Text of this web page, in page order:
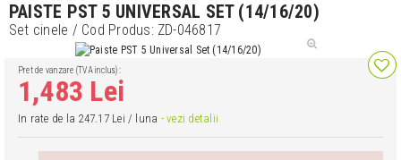
PAISTE PST 5 UNIVERSAL SET (14/16/20)
Set cinele / Cod Produs: ZD-046817
Pret de vanzare (TVA inclus):
1,483 Lei
In rate de la 247.17 Lei / luna - vezi detalii